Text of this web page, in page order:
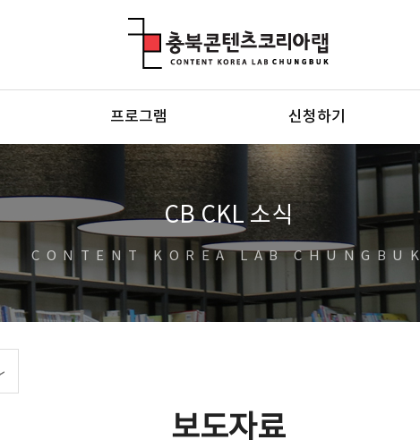
프로그램 신청하기
CB CKL 소식
CONTENT KOREA LAB CHUNGBUK
보도자료